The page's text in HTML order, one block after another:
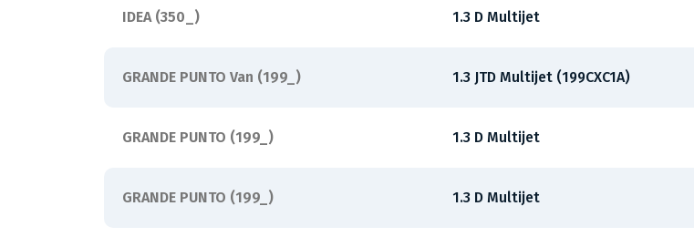
IDEA (350_) 1.3 D Multijet
GRANDE PUNTO Van (199_) 1.3 JTD Multijet (199CXC1A)
GRANDE PUNTO (199_) 1.3 D Multijet
GRANDE PUNTO (199_) 1.3 D Multijet